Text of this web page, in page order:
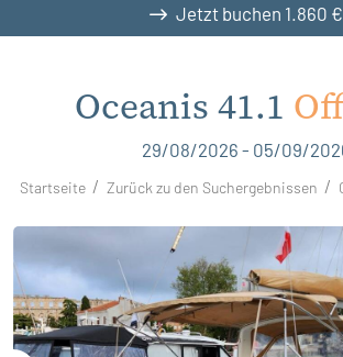
Jetzt buchen 1.860 €
Oceanis 41.1
29/08/2026 - 05/09/
Startseite Zurück zu den Suchergebnissen